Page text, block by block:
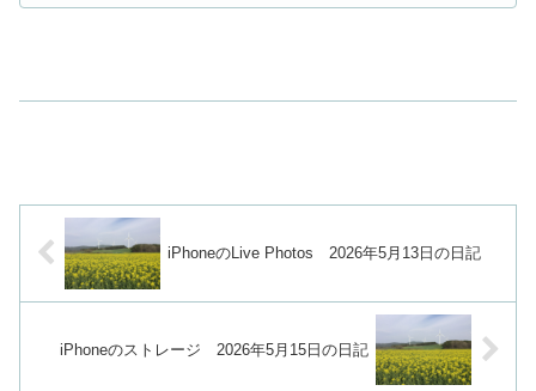
iPhoneのLive Photos 2026年5月13日の日記
iPhoneのストレージ 2026年5月15日の日記